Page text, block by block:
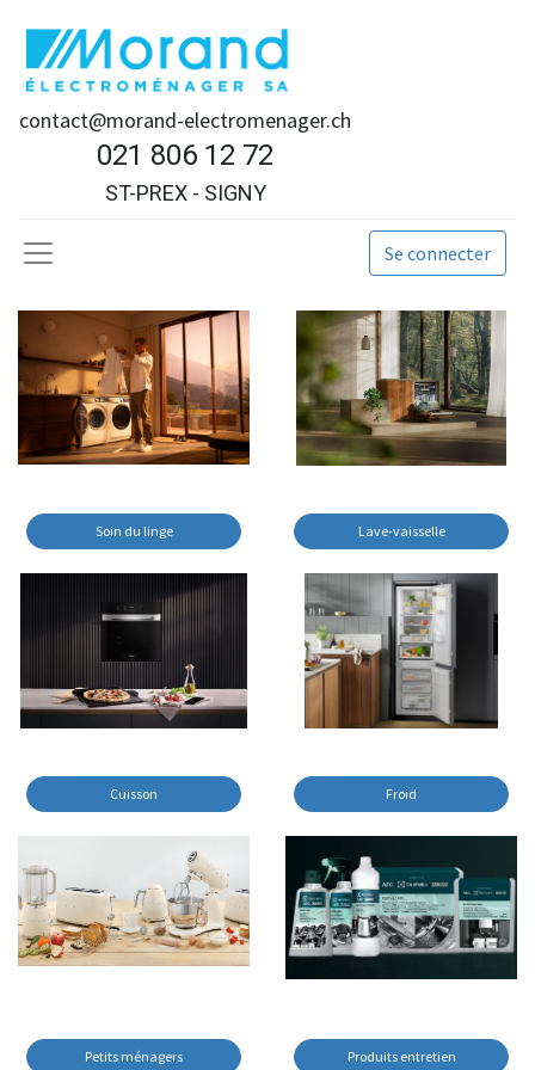
contact@morand-electromenager.ch
021 806 12 72
ST-PREX - SIGNY
Se connecter
Soin du linge Lave-vaisselle
Cuisson Froid
Petits ménagers Produits entretien